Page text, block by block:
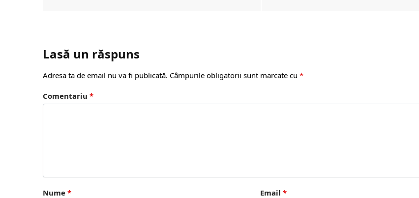
Lasă un răspuns
Adresa ta de email nu va fi publicată. Câmpurile obligatorii sunt marcate cu *
Comentariu *
Nume * Email *